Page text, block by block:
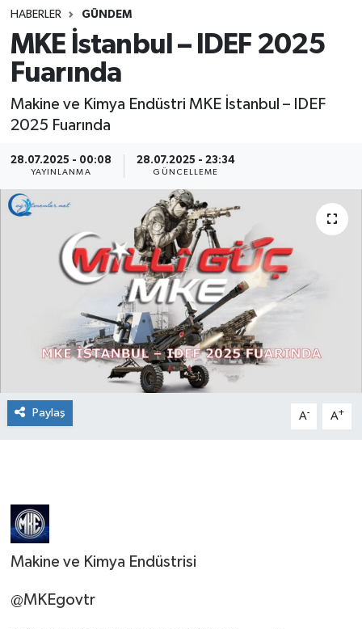
HABERLER GÜNDEM
MKE İstanbul – IDEF 2025
Fuarında
Makine ve Kimya Endüstri MKE İstanbul – IDEF
2025 Fuarında
28.07.2025 - 00:08
YAYINLANMA
28.07.2025 - 23:34
GÜNCELLEME
Paylaş A- A+
Makine ve Kimya Endüstrisi
@MKEgovtr
SINAVLAR
YARIŞMA/ETKİNLİKLER
ANKET
AKADEMİK/BİLİM
MEVZUAT/KARARLAR